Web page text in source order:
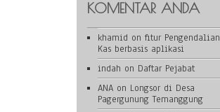
KOMENTAR ANDA
khamid on fitur Pengendalian
Kas berbasis aplikasi
indah on Daftar Pejabat
ANA on Longsor di Desa
Pagergunung Temanggung